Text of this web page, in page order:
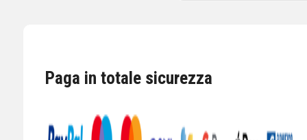
23cm,Paga in totale sicurezza